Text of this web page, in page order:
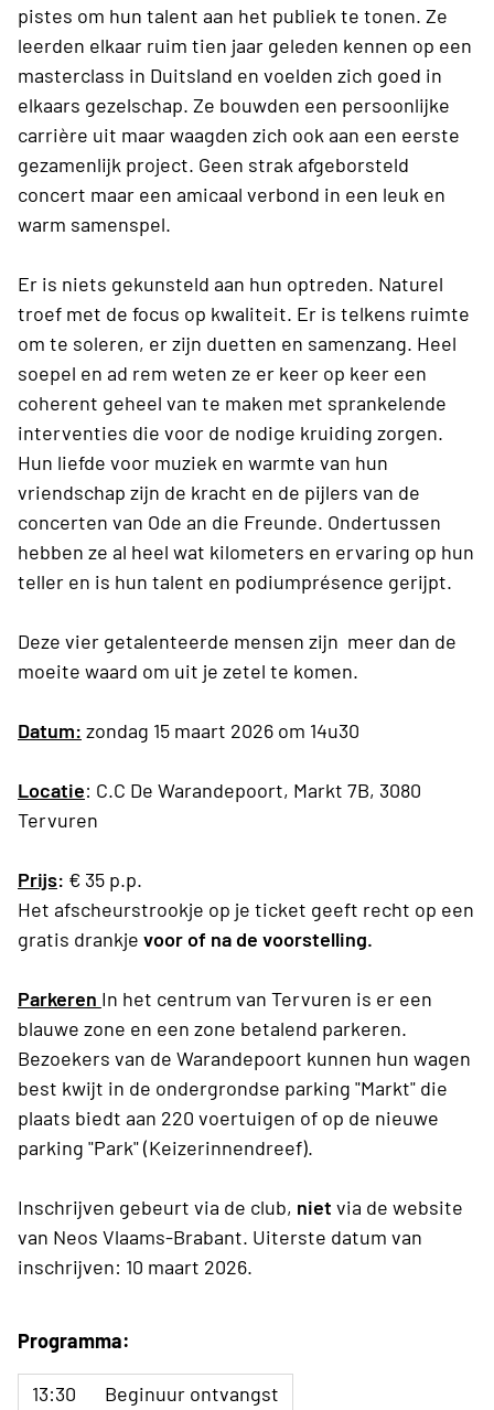
pistes om hun talent aan het publiek te tonen. Ze
leerden elkaar ruim tien jaar geleden kennen op een
masterclass in Duitsland en voelden zich goed in
elkaars gezelschap. Ze bouwden een persoonlijke
carrière uit maar waagden zich ook aan een eerste
gezamenlijk project. Geen strak afgeborsteld
concert maar een amicaal verbond in een leuk en
warm samenspel.
Er is niets gekunsteld aan hun optreden. Naturel
troef met de focus op kwaliteit. Er is telkens ruimte
om te soleren, er zijn duetten en samenzang. Heel
soepel en ad rem weten ze er keer op keer een
coherent geheel van te maken met sprankelende
interventies die voor de nodige kruiding zorgen.
Hun liefde voor muziek en warmte van hun
vriendschap zijn de kracht en de pijlers van de
concerten van Ode an die Freunde. Ondertussen
hebben ze al heel wat kilometers en ervaring op hun
teller en is hun talent en podiumprésence gerijpt.
Deze vier getalenteerde mensen zijn meer dan de
moeite waard om uit je zetel te komen.
Datum: zondag 15 maart 2026 om 14u30
Locatie: C.C De Warandepoort, Markt 7B, 3080
Tervuren
Prijs: € 35 p.p.
Het afscheurstrookje op je ticket geeft recht op een
gratis drankje voor of na de voorstelling.
Parkeren In het centrum van Tervuren is er een
blauwe zone en een zone betalend parkeren.
Bezoekers van de Warandepoort kunnen hun wagen
best kwijt in de ondergrondse parking "Markt" die
plaats biedt aan 220 voertuigen of op de nieuwe
parking "Park" (Keizerinnendreef).
Inschrijven gebeurt via de club, niet via de website
van Neos Vlaams-Brabant. Uiterste datum van
inschrijven: 10 maart 2026.
Programma:
13:30
Beginuur ontvangst